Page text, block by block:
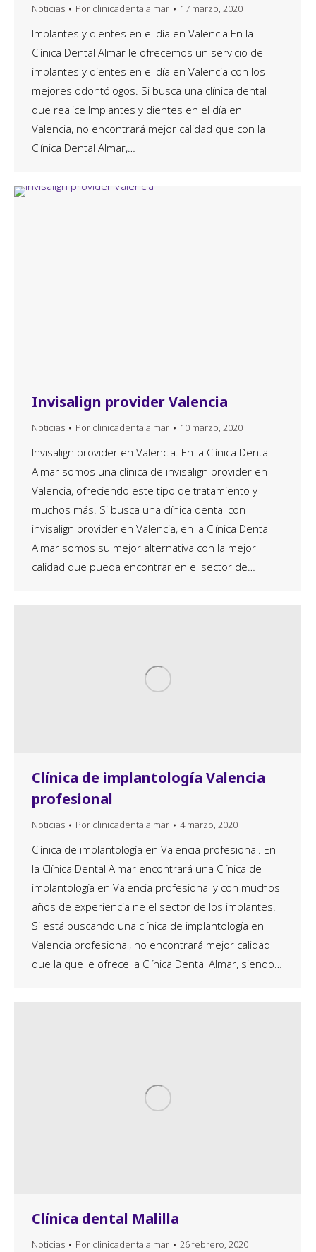
Noticias Por clinicadentalalmar 17 marzo, 2020
Implantes y dientes en el día en Valencia En la
Clínica Dental Almar le ofrecemos un servicio de
implantes y dientes en el día en Valencia con los
mejores odontólogos. Si busca una clínica dental
que realice Implantes y dientes en el día en
Valencia, no encontrará mejor calidad que con la
Clínica Dental Almar,…
Invisalign provider Valencia
Noticias Por clinicadentalalmar 10 marzo, 2020
Invisalign provider en Valencia. En la Clínica Dental
Almar somos una clínica de invisalign provider en
Valencia, ofreciendo este tipo de tratamiento y
muchos más. Si busca una clínica dental con
invisalign provider en Valencia, en la Clínica Dental
Almar somos su mejor alternativa con la mejor
calidad que pueda encontrar en el sector de…
Clínica de implantología Valencia
profesional
Noticias Por clinicadentalalmar 4 marzo, 2020
Clínica de implantología en Valencia profesional. En
la Clínica Dental Almar encontrará una Clínica de
implantología en Valencia profesional y con muchos
años de experiencia ne el sector de los implantes.
Si está buscando una clínica de implantología en
Valencia profesional, no encontrará mejor calidad
que la que le ofrece la Clínica Dental Almar, siendo…
Clínica dental Malilla
Noticias Por clinicadentalalmar 26 febrero, 2020